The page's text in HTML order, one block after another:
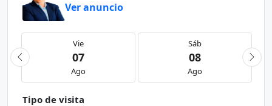
Ver anuncio
Vie
07
Ago
Sáb
08
Ago
Tipo de visita